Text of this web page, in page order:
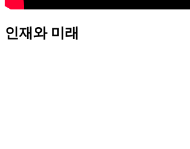
인재와 미래